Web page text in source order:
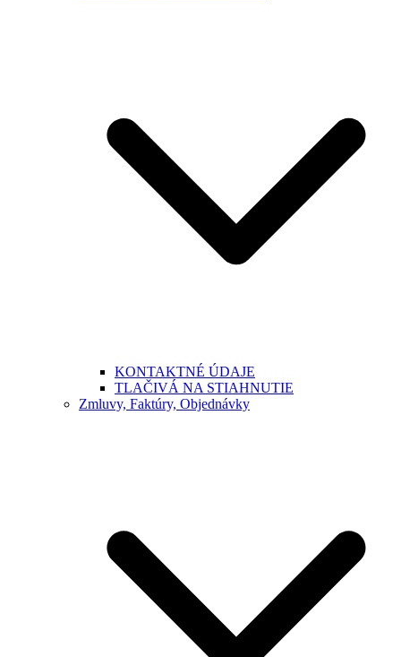
KONTAKTNÉ ÚDAJE
TLAČIVÁ NA STIAHNUTIE
Zmluvy, Faktúry, Objednávky